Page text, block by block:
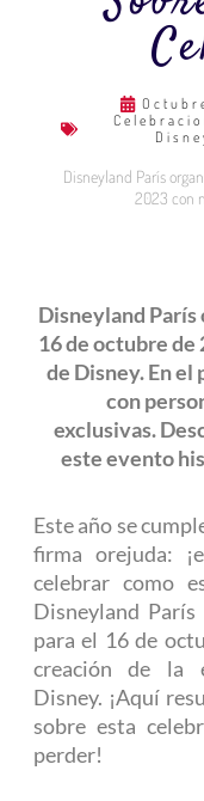
Disneyland París
2023 con
Disneyland París
16 de octubre
de Disney. En
con
exclusivas.
este evento
Este año se
firma orejuda:
celebrar como
Disneyland
para el 16 de
creación de la
Disney. ¡Aquí
sobre esta
perder!